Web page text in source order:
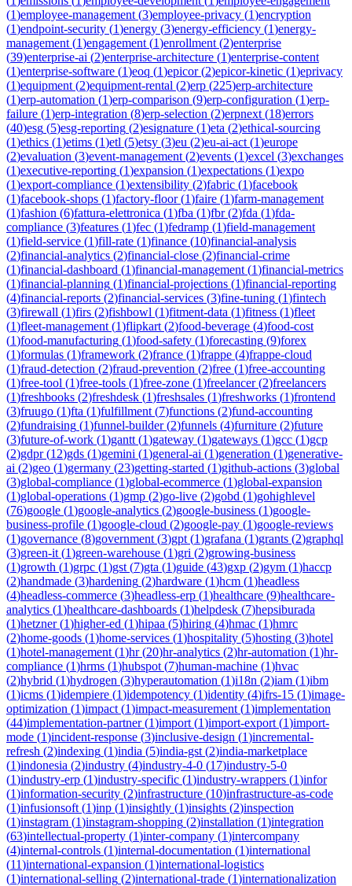
(1)employee-management (3)employee-privacy (1)encryption
(1)endpoint-security (1)energy (3)energy-efficiency (1)energy-
management (1)engagement (1)enrollment (2)enterprise
(39)enterprise-ai (2)enterprise-architecture (1)enterprise-content
(1)enterprise-software (1)eoq (1)epicor(2)epicor-kinetic (1)eprivacy
(1)equipment (2)equipment-rental (2)erp (225)erp-architecture
(1)erp-automation (1)erp-comparison (9)erp-configuration (1)erp-
failure (1)erp-integration (8)erp-selection (2)erpnext (18)errors
(40)esg (5)esg-reporting (2)esignature (1)eta (2)ethical-sourcing
(1)ethics (1)etims (1)etl (5)etsy (3)eu (2)eu-ai-act (1)europe
(2)evaluation (3)event-management (2)events (1)excel (3)exchanges
(1)executive-reporting (1)expansion (1)expectations (1)expo
(1)export-compliance (1)extensibility (2)fabric (1)facebook
(1)facebook-shops (1)factory-floor(1)faire (1)farm-management
(1)fashion (6)fattura-elettronica (1)fba (1)fbr(2)fda (1)fda-
compliance (3)features (1)fec (1)fedramp (1)field-management
(1)field-service (1)fill-rate (1)finance (10)financial-analysis
(2)financial-analytics (2)financial-close (2)financial-crime
(1)financial-dashboard (1)financial-management (1)financial-metrics
(1)financial-planning (1)financial-projections (1)financial-reporting
(4)financial-reports (2)financial-services (3)fine-tuning (1)fintech
(3)firewall (1)firs (2)fishbowl (1)fitment-data (1)fitness (1)fleet
(1)fleet-management (1)flipkart (2)food-beverage (4)food-cost
(1)food-manufacturing (1)food-safety (1)forecasting (9)forex
(1)formulas (1)framework (2)france (1)frappe (4)frappe-cloud
(1)fraud-detection (2)fraud-prevention (2)free (1)free-accounting
(1)free-tool (1)free-tools (1)free-zone (1)freelancer(2)freelancers
(1)freshbooks (2)freshdesk (1)freshsales (1)freshworks (1)frontend
(3)fruugo (1)fta (1)fulfillment (7)functions (2)fund-accounting
(2)fundraising (1)funnel-builder(2)funnels (4)furniture (2)future
(3)future-of-work (1)gantt (1)gateway (1)gateways (1)gcc (1)gcp
(2)gdpr(12)gds (1)gemini (1)general-ai (1)generation (1)generative-
ai (2)geo (1)germany (23)getting-started (1)github-actions (3)global
(3)global-compliance (1)global-ecommerce (1)global-expansion
(1)global-operations (1)gmp (2)go-live (2)gobd (1)gohighlevel
(76)google (1)google-analytics (2)google-business (1)google-
business-profile (1)google-cloud (2)google-pay (1)google-reviews
(1)governance (8)government (3)gpt (1)grafana (1)grants (2)graphql
(3)green-it (1)green-warehouse (1)gri (2)growing-business
(1)growth (1)grpc (1)gst (7)gta (1)guide (43)gxp (2)gym (1)haccp
(2)handmade (3)hardening (2)hardware (1)hcm (1)headless
(4)headless-commerce (3)headless-erp (1)healthcare (9)healthcare-
analytics (1)healthcare-dashboards (1)helpdesk (7)hepsiburada
(1)hetzner(1)higher-ed (1)hipaa (5)hiring (4)hmac (1)hmrc
(2)home-goods (1)home-services (1)hospitality (5)hosting (3)hotel
(1)hotel-management (1)hr(20)hr-analytics (2)hr-automation (1)hr-
compliance (1)hrms (1)hubspot (7)human-machine (1)hvac
(2)hybrid (1)hydrogen (3)hyperautomation (1)i18n (2)iam (1)ibm
(1)icms (1)idempiere (1)idempotency (1)identity (4)ifrs-15 (1)image-
optimization (1)impact (1)impact-measurement (1)implementation
(44)implementation-partner(1)import (1)import-export (1)import-
mode (1)incident-response (3)inclusive-design (1)incremental-
refresh (2)indexing (1)india (5)india-gst (2)india-marketplace
(1)indonesia (2)industry (4)industry-4-0 (17)industry-5-0
(1)industry-erp (1)industry-specific (1)industry-wrappers (1)infor
(1)information-security (2)infrastructure (10)infrastructure-as-code
(1)infusionsoft (1)inp (1)insightly (1)insights (2)inspection
(1)instagram (1)instagram-shopping (2)installation (1)integration
(63)intellectual-property (1)inter-company (1)intercompany
(4)internal-controls (1)internal-documentation (1)international
(11)international-expansion (1)international-logistics
(1)international-selling (2)international-trade (1)internationalization